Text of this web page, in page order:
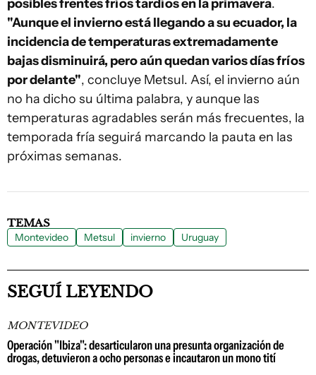
posibles frentes fríos tardíos en la primavera.
"Aunque el invierno está llegando a su ecuador, la
incidencia de temperaturas extremadamente
bajas disminuirá, pero aún quedan varios días fríos
por delante", concluye Metsul. Así, el invierno aún
no ha dicho su última palabra, y aunque las
temperaturas agradables serán más frecuentes, la
temporada fría seguirá marcando la pauta en las
próximas semanas.
TEMAS
Montevideo Metsul invierno Uruguay
SEGUÍ LEYENDO
MONTEVIDEO
Operación "Ibiza": desarticularon una presunta organización de
drogas, detuvieron a ocho personas e incautaron un mono tití